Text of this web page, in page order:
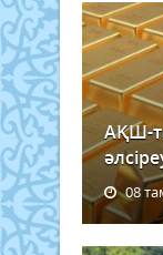
АҚШ-
08